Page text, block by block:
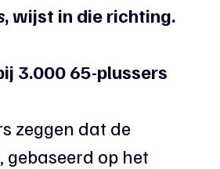
, wijst in die richting.
3.000 65-plussers
zeggen dat de
gebaseerd op het